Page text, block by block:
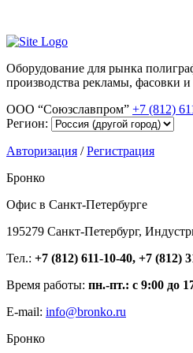
Оборудование для рынка
производства рекламы, фасовки и
ООО “Союзславпром” +7 (812)
Регион:
Авторизация /Регистрация
Бронко
Офис в Санкт-Петербурге
195279 Санкт-Петербург,
Тел.: +7 (812) 611-10-40, +7 (812)
Время работы: пн.-пт.: с 9:00 до
E-mail: info@bronko.ru
Бронко